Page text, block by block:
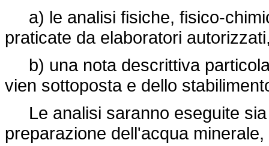
a) le analisi fisiche, fisico-
praticate da elaboratori
b) una nota descrittiva
vien sottoposta e dello
Le analisi saranno eseguite
preparazione dell'acqua